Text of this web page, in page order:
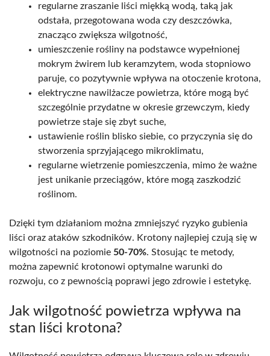
regularne zraszanie liści miękką wodą, taką jak
odstała, przegotowana woda czy deszczówka,
znacząco zwiększa wilgotność,
umieszczenie rośliny na podstawce wypełnionej
mokrym żwirem lub keramzytem, woda stopniowo
paruje, co pozytywnie wpływa na otoczenie krotona,
elektryczne nawilżacze powietrza, które mogą być
szczególnie przydatne w okresie grzewczym, kiedy
powietrze staje się zbyt suche,
ustawienie roślin blisko siebie, co przyczynia się do
stworzenia sprzyjającego mikroklimatu,
regularne wietrzenie pomieszczenia, mimo że ważne
jest unikanie przeciągów, które mogą zaszkodzić
roślinom.
Dzięki tym działaniom można zmniejszyć ryzyko gubienia
liści oraz ataków szkodników. Krotony najlepiej czują się w
wilgotności na poziomie 50-70%. Stosując te metody,
można zapewnić krotonowi optymalne warunki do
rozwoju, co z pewnością poprawi jego zdrowie i estetykę.
Jak wilgotność powietrza wpływa na
stan liści krotona?